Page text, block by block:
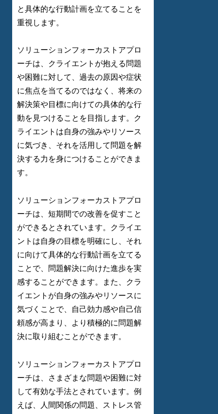
と具体的な行動計画を立てることを
重視します。
ソリューションフォーカストアプロ
ーチは、クライエントが抱える問題
や困難に対して、過去の原因や症状
に焦点を当てるのではなく、将来の
解決策や目標に向けての具体的な行
動を見つけることを目指します。ク
ライエントは自身の強みやリソース
に気づき、それを活用して問題を解
決する力を身につけることができま
す。
ソリューションフォーカストアプロ
ーチは、短期間での改善を促すこと
ができるとされています。クライエ
ントは自身の目標を明確にし、それ
に向けて具体的な行動計画を立てる
ことで、問題解決に向けた進歩を実
感することができます。また、クラ
イエントが自身の強みやリソースに
気づくことで、自己効力感や自己信
頼感が高まり、より積極的に問題解
決に取り組むことができます。
ソリューションフォーカストアプロ
ーチは、さまざまな問題や困難に対
して有効な手法とされています。例
えば、人間関係の問題、ストレス管